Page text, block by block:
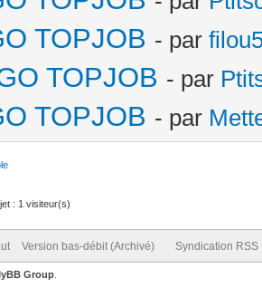
TOPJOB - par
TOPJOB - par
TOPJOB - par
: 1 visiteur(s)
Version bas-débit (Archivé) Syndication RSS
Group